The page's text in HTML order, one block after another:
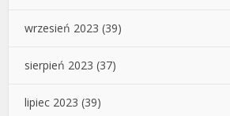
wrzesień 2023 (39)
sierpień 2023 (37)
lipiec 2023 (39)